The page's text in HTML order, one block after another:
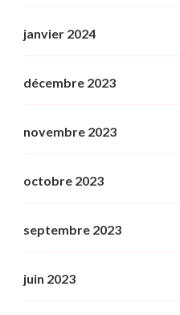
janvier 2024
décembre 2023
novembre 2023
octobre 2023
septembre 2023
juin 2023